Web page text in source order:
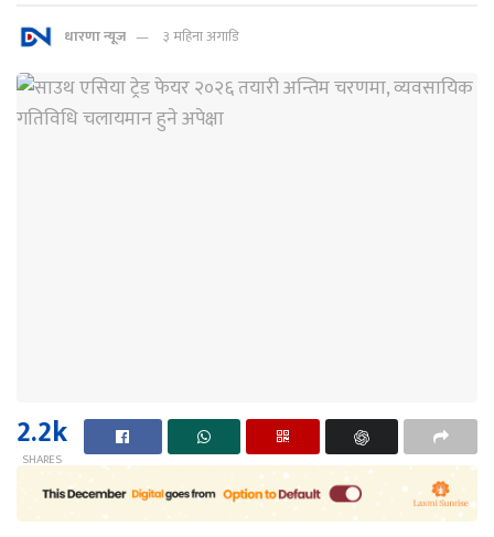
धारणा न्यूज ३ महिना अगाडि
2.2k
SHARES